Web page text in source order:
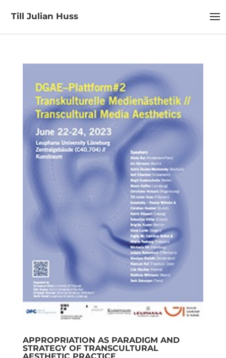
Till Julian Huss
APPROPRIATION AS PARADIGM AND
STRATEGY OF TRANSCULTURAL